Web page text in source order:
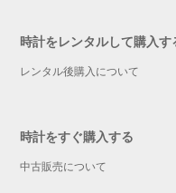
時計をレンタルして購入す
レンタル後購入について
時計をすぐ購入する
中古販売について